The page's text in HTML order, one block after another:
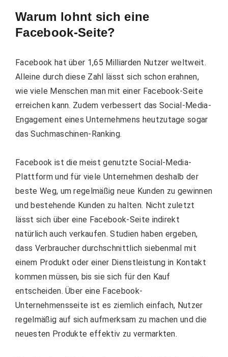
Warum lohnt sich eine
Facebook-Seite?
Facebook hat über 1,65 Milliarden Nutzer weltweit.
Alleine durch diese Zahl lässt sich schon erahnen,
wie viele Menschen man mit einer Facebook-Seite
erreichen kann. Zudem verbessert das Social-Media-
Engagement eines Unternehmens heutzutage sogar
das Suchmaschinen-Ranking.
Facebook ist die meist genutzte Social-Media-
Plattform und für viele Unternehmen deshalb der
beste Weg, um regelmäßig neue Kunden zu gewinnen
und bestehende Kunden zu halten. Nicht zuletzt
lässt sich über eine Facebook-Seite indirekt
natürlich auch verkaufen. Studien haben ergeben,
dass Verbraucher durchschnittlich siebenmal mit
einem Produkt oder einer Dienstleistung in Kontakt
kommen müssen, bis sie sich für den Kauf
entscheiden. Über eine Facebook-
Unternehmensseite ist es ziemlich einfach, Nutzer
regelmäßig auf sich aufmerksam zu machen und die
neuesten Produkte effektiv zu vermarkten.